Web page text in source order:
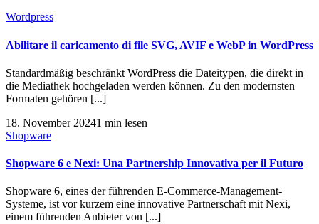
Wordpress
Abilitare il caricamento di file SVG, AVIF e WebP in WordPress
Standardmäßig beschränkt WordPress die Dateitypen, die direkt in
die Mediathek hochgeladen werden können. Zu den modernsten
Formaten gehören [...]
18. November 20241 min lesen
Shopware
Shopware 6 e Nexi: Una Partnership Innovativa per il Futuro
Shopware 6, eines der führenden E-Commerce-Management-
Systeme, ist vor kurzem eine innovative Partnerschaft mit Nexi,
einem führenden Anbieter von [...]